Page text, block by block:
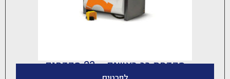
רב ראשים – 23 מקדחים